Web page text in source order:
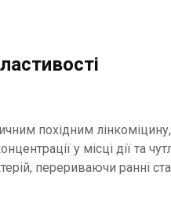
похідним
у місці дії та
перериваючи ранні